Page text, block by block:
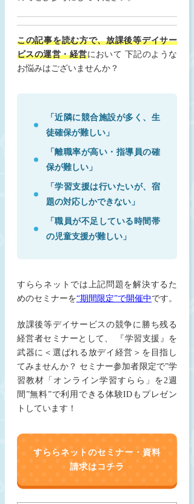
この記事を読む方で、放課後等デイサー
ビスの運営・経営において 下記のような
お悩みはございませんか？
「近隣に競合施設が多く、生
徒確保が難しい」
「離職率が高い・指導員の確
保が難しい」
「学習支援は行いたいが、宿
題の対応しかできない」
「職員が不足している時間帯
の児童支援が難しい」
すららネットでは上記問題を解決するた
めのセミナーを“期間限定”で開催中です。
放課後等デイサービスの競争に勝ち残る
経営者セミナーとして、 『学習支援』を
武器に＜選ばれる放デイ経営＞を目指し
てみませんか？ セミナー参加者限定で”学
習教材「オンライン学習すらら」を2週
間”無料”で利用できる体験IDもプレゼン
トしています！
すららネットのセミナー・資料
請求はコチラ